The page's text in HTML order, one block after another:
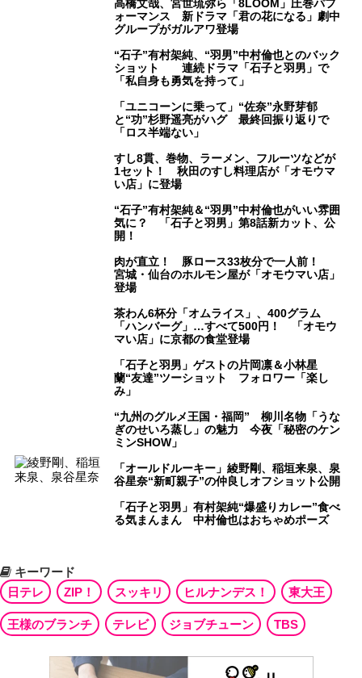
高橋文哉、宮世琉弥ら「8LOOM」圧巻パフ
ォーマンス 新ドラマ「君の花になる」劇中
グループがガルアワ登場
“石子”有村架純、“羽男”中村倫也とのバック
ショット 連続ドラマ「石子と羽男」で
「私自身も勇気を持って」
「ユニコーンに乗って」“佐奈”永野芽郁
と“功”杉野遥亮がハグ 最終回振り返りで
「ロス半端ない」
すし8貫、巻物、ラーメン、フルーツなどが
1セット！ 秋田のすし料理店が「オモウマ
い店」に登場
“石子”有村架純＆“羽男”中村倫也がいい雰囲
気に？ 「石子と羽男」第8話新カット、公
開！
肉が直立！ 豚ロース33枚分で一人前！
宮城・仙台のホルモン屋が「オモウマい店」
登場
茶わん6杯分「オムライス」、400グラム
「ハンバーグ」…すべて500円！ 「オモウ
マい店」に京都の食堂登場
「石子と羽男」ゲストの片岡凛＆小林星
蘭“友達”ツーショット フォロワー「楽し
み」
“九州のグルメ王国・福岡” 柳川名物「うな
ぎのせいろ蒸し」の魅力 今夜「秘密のケン
ミンSHOW」
「オールドルーキー」綾野剛、稲垣来泉、泉
谷星奈“新町親子”の仲良しオフショット公開
「石子と羽男」有村架純“爆盛りカレー”食べ
る気まんまん 中村倫也はおちゃめポーズ
キーワード
日テレ
ZIP！ スッキリ ヒルナンデス！ 東大王
王様のブランチ テレビ ジョブチューン TBS